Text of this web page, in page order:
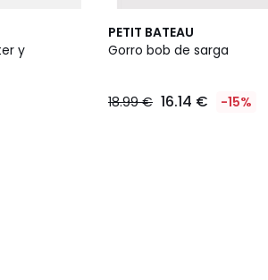
y
PETIT BATEAU
Gorro bob de sarga
18.99 € 16.14 € -15%
2
Colores